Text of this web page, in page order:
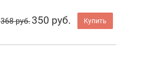
368 руб. 350 руб. Купить